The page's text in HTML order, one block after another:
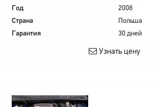
Год
2008
Страна
Польша
Гарантия
30 дней
Узнать цену